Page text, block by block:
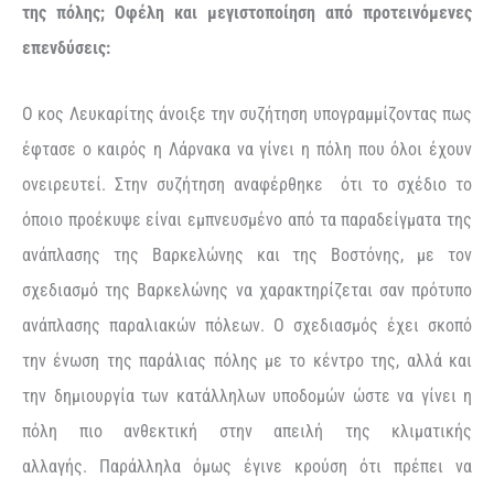
της πόλης; Οφέλη και μεγιστοποίηση από προτεινόμενες
επενδύσεις:
Ο κος Λευκαρίτης άνοιξε την συζήτηση υπογραμμίζοντας πως
έφτασε ο καιρός η Λάρνακα να γίνει η πόλη που όλοι έχουν
ονειρευτεί. Στην συζήτηση αναφέρθηκε ότι το σχέδιο το
όποιο προέκυψε είναι εμπνευσμένο από τα παραδείγματα της
ανάπλασης της Βαρκελώνης και της Βοστόνης, με τον
σχεδιασμό της Βαρκελώνης να χαρακτηρίζεται σαν πρότυπο
ανάπλασης παραλιακών πόλεων. Ο σχεδιασμός έχει σκοπό
την ένωση της παράλιας πόλης με το κέντρο της, αλλά και
την δημιουργία των κατάλληλων υποδομών ώστε να γίνει η
πόλη πιο ανθεκτική στην απειλή της κλιματικής
αλλαγής. Παράλληλα όμως έγινε κρούση ότι πρέπει να